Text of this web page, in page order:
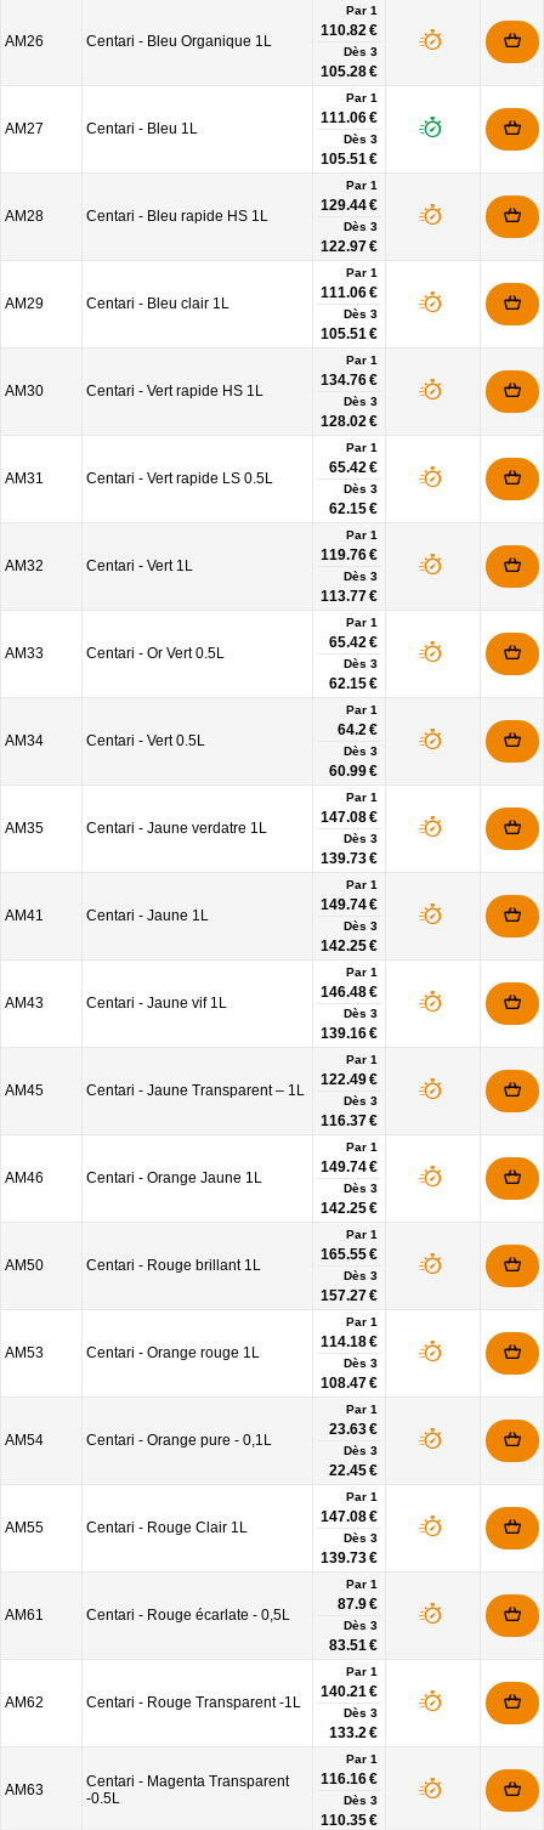
AM26 Centari - Bleu Organique 1L
Par 1
110.82 €
Dès 3
105.28 €
AM27 Centari - Bleu 1L
Par 1
111.06 €
Dès 3
105.51 €
AM28 Centari - Bleu rapide HS 1L
Par 1
129.44 €
Dès 3
122.97 €
AM29 Centari - Bleu clair 1L
Par 1
111.06 €
Dès 3
105.51 €
AM30 Centari - Vert rapide HS 1L
Par 1
134.76 €
Dès 3
128.02 €
AM31 Centari - Vert rapide LS 0.5L
Par 1
65.42 €
Dès 3
62.15 €
AM32 Centari - Vert 1L
Par 1
119.76 €
Dès 3
113.77 €
AM33 Centari - Or Vert 0.5L
Par 1
65.42 €
Dès 3
62.15 €
AM34 Centari - Vert 0.5L
Par 1
64.2 €
Dès 3
60.99 €
AM35 Centari - Jaune verdatre 1L
Par 1
147.08 €
Dès 3
139.73 €
AM41 Centari - Jaune 1L
Par 1
149.74 €
Dès 3
142.25 €
AM43 Centari - Jaune vif 1L
Par 1
146.48 €
Dès 3
139.16 €
AM45 Centari - Jaune Transparent – 1L
Par 1
122.49 €
Dès 3
116.37 €
AM46 Centari - Orange Jaune 1L
Par 1
149.74 €
Dès 3
142.25 €
AM50 Centari - Rouge brillant 1L
Par 1
165.55 €
Dès 3
157.27 €
AM53 Centari - Orange rouge 1L
Par 1
114.18 €
Dès 3
108.47 €
AM54 Centari - Orange pure - 0,1L
Par 1
23.63 €
Dès 3
22.45 €
AM55 Centari - Rouge Clair 1L
Par 1
147.08 €
Dès 3
139.73 €
AM61 Centari - Rouge écarlate - 0,5L
Par 1
87.9 €
Dès 3
83.51 €
AM62 Centari - Rouge Transparent -1L
Par 1
140.21 €
Dès 3
133.2 €
AM63
Centari - Magenta Transparent
-0.5L
Par 1
116.16 €
Dès 3
110.35 €